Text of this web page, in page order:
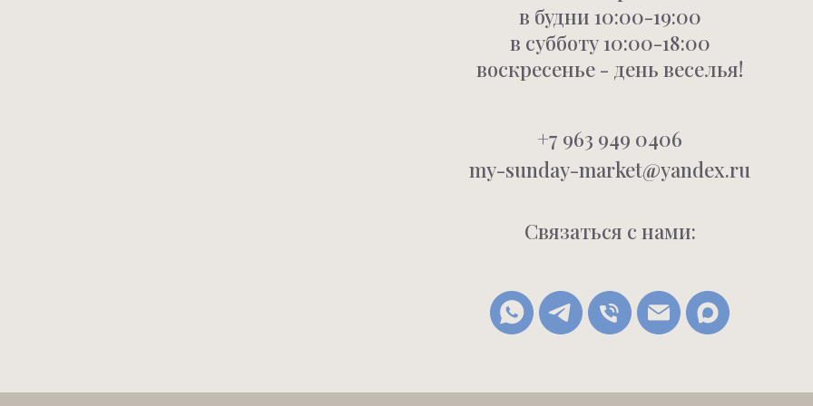
в будни 10:00-19:00
в субботу 10:00-18:00
воскресенье - день веселья!
+7 963 949 0406
my-sunday-market@yandex.ru
Связаться с нами: